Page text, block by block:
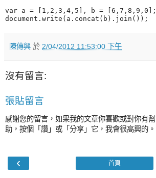
var a = [1,2,3,4,5], b = [6,7,8,9,0];
陳傳興 於 2/04/2012 11:53:00 下午
沒有留言:
張貼留言
感謝您的留言，如果我的文章你喜歡或對你有幫
助，按個「讚」或「分享」它，我會很高興的。
‹ 首頁